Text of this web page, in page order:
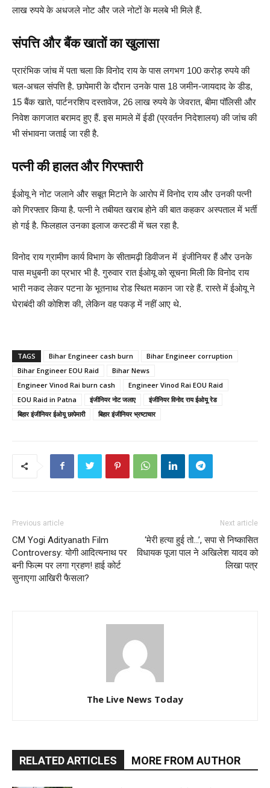
लाख रुपये के अधजले नोट और जले नोटों के मलबे भी मिले हैं.
संपत्ति और बैंक खातों का खुलासा
प्रारंभिक जांच में पता चला कि विनोद राय के पास लगभग 100 करोड़ रुपये की
चल-अचल संपत्ति है. छापेमारी के दौरान उनके पास 18 जमीन-जायदाद के डीड,
15 बैंक खाते, पार्टनरशिप दस्तावेज, 26 लाख रुपये के जेवरात, बीमा पॉलिसी और
निवेश कागजात बरामद हुए हैं. इस मामले में ईडी (प्रवर्तन निदेशालय) की जांच की
भी संभावना जताई जा रही है.
पत्नी की हालत और गिरफ्तारी
ईओयू ने नोट जलाने और सबूत मिटाने के आरोप में विनोद राय और उनकी पत्नी
को गिरफ्तार किया है. पत्नी ने तबीयत खराब होने की बात कहकर अस्पताल में भर्ती
हो गई है. फिलहाल उनका इलाज कस्टडी में चल रहा है.
विनोद राय ग्रामीण कार्य विभाग के सीतामढ़ी डिवीजन में इंजीनियर हैं और उनके
पास मधुबनी का प्रभार भी है. गुरुवार रात ईओयू को सूचना मिली कि विनोद राय
भारी नकद लेकर पटना के भूतनाथ रोड स्थित मकान जा रहे हैं. रास्ते में ईओयू ने
घेराबंदी की कोशिश की, लेकिन वह पकड़ में नहीं आए थे.
TAGS Bihar Engineer cash burn
Bihar Engineer corruption
Bihar Engineer EOU Raid
Bihar News
Engineer Vinod Rai burn cash
Engineer Vinod Rai EOU Raid
EOU Raid in Patna
इंजीनियर नोट जलाए
इंजीनियर विनोद राय ईओयू रेड
बिहार इंजीनियर ईओयू छापेमारी
बिहार इंजीनियर भ्रष्टाचार
Previous article
CM Yogi Adityanath Film
Controversy: योगी आदित्यनाथ पर
बनी फिल्म पर लगा ग्रहण! हाई कोर्ट
सुनाएगा आखिरी फैसला?
Next article
‘मेरी हत्या हुई तो…’, सपा से निष्कासित
विधायक पूजा पाल ने अखिलेश यादव को
लिखा पत्र
The Live News Today
RELATED ARTICLES MORE FROM AUTHOR